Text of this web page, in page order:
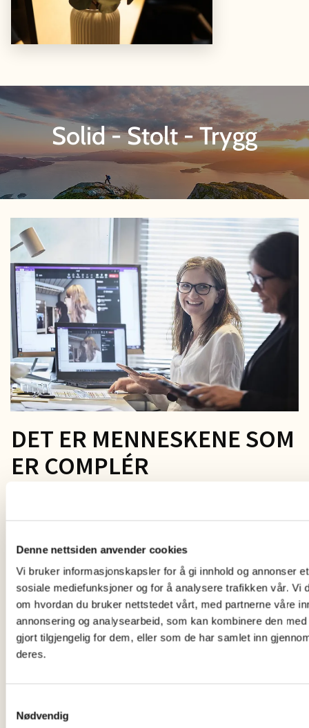
Denne nettsiden anvender cookies
Vi bruker informasjonskapsler for å gi innhold og annonser
sosiale mediefunksjoner og for å analysere trafikken vår. Vi
om hvordan du bruker nettstedet vårt, med partnerne våre
annonsering og analysearbeid, som kan kombinere den
gjort tilgjengelig for dem, eller som de har samlet inn
deres.
Nødvendig
Solid - Stolt - Trygg
DET ER MENNESKENE SOM
ER COMPLÉR
Med 25 høyt kvalifiserte kolleger kan vi levere solide
leveranser innenfor lønn, løpende regnskapsførsel,
årsoppgjør, ligningspapier, mm.
Dette gjør vi gjennom å støtte hverandre med ulike spesial-
kompetanser, slik at våre kunder får service i verdensklasse
på en rekke fagfelt.
kompetanse på ulike bransjer. På denne måten har vi